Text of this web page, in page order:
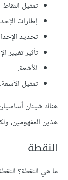
تمثيل
إطارات
تحديد
تأثير تغيير
الأشعة.
تمثيل الأشعة.
هناك شيئان
هذين المفهومين،
النقطة
ما هي النقطة؟